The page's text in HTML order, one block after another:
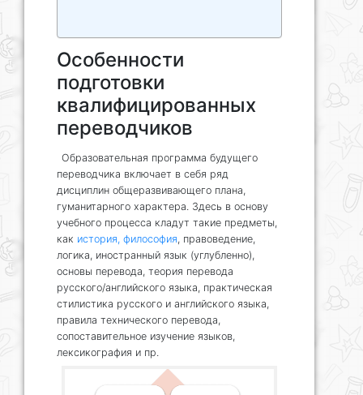
Особенности
подготовки
квалифицированных
переводчиков
Образовательная программа будущего
переводчика включает в себя ряд
дисциплин общеразвивающего плана,
гуманитарного характера. Здесь в основу
учебного процесса кладут такие предметы,
как история, философия, правоведение,
логика, иностранный язык (углубленно),
основы перевода, теория перевода
русского/английского языка, практическая
стилистика русского и английского языка,
правила технического перевода,
сопоставительное изучение языков,
лексикография и пр.